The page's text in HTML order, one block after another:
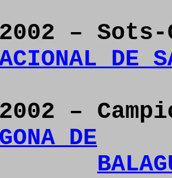
2002 –
DE
2002 –
DE